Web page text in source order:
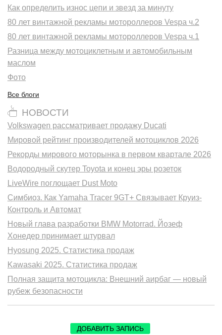
Как определить износ цепи и звезд за минуту
80 лет винтажной рекламы мотороллеров Vespa ч.2
80 лет винтажной рекламы мотороллеров Vespa ч.1
Разница между мотоциклетным и автомобильным
маслом
Фото
Все блоги
НОВОСТИ
Volkswagen рассматривает продажу Ducati
Мировой рейтинг производителей мотоциклов 2026
Рекорды мирового моторынка в первом квартале 2026
Водородный скутер Toyota и конец эры розеток
LiveWire поглощает Dust Moto
Симбиоз. Как Yamaha Tracer 9GT+ Связывает Круиз-
Контроль и Автомат
Новый глава разработки BMW Motorrad. Йозеф
Хонедер принимает штурвал
Hyosung 2025. Статистика продаж
Kawasaki 2025. Статистика продаж
Полная защита мотоцикла: Внешний аирбаг — новый
рубеж безопасности
ДОБАВИТЬ ЗАПИСЬ